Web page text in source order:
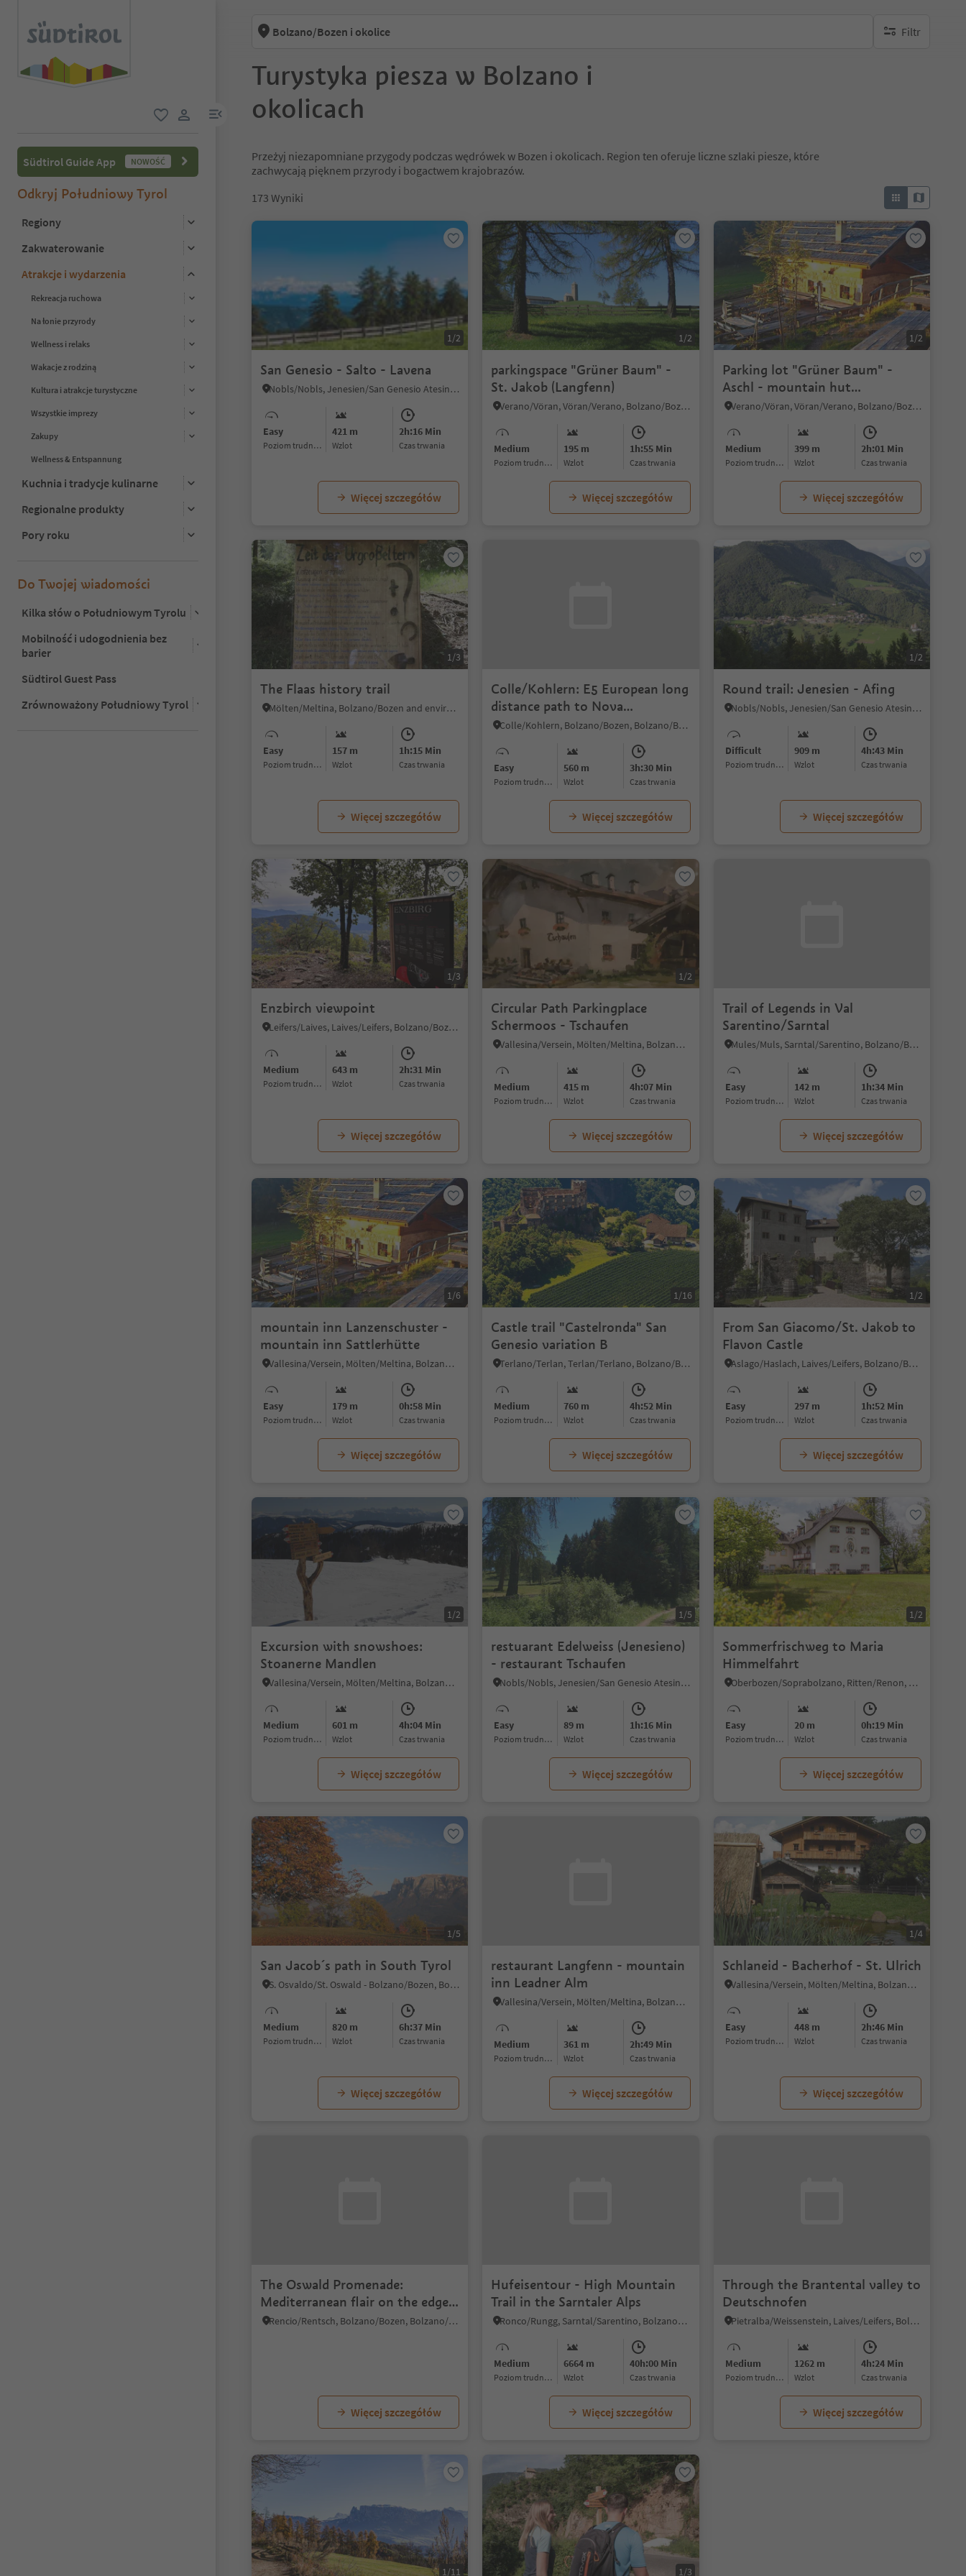
link menu
Südtirol Guide App NOWOŚĆ
Odkryj Południowy Tyrol
Regiony
Zakwaterowanie
Atrakcje i wydarzenia
Rekreacja ruchowa
Na łonie przyrody
Wellness i relaks
Wakacje z rodziną
Kultura i atrakcje turystyczne
Wszystkie imprezy
Zakupy
Wellness & Entspannung
Kuchnia i tradycje kulinarne
Regionalne produkty
Pory roku
Do Twojej wiadomości
Kilka słów o Południowym Tyrolu
Mobilność i udogodnienia bez
barier
Südtirol Guest Pass
Zrównoważony Południowy Tyrol
Bolzano/Bozen i okolice Filtr
brak aktywnych
Turystyka piesza w Bolzano i
okolicach
Przeżyj niezapomniane przygody podczas wędrówek w Bozen i okolicach. Region ten oferuje liczne szlaki piesze, które
zachwycają pięknem przyrody i bogactwem krajobrazów.
173 Wyniki
1/2
San Genesio - Salto - Lavena
Nobls/Nobls, Jenesien/San Genesio Atesino, Bolzano/Bozen and environs
Easy
Poziom trudności
421 m
Wzlot
2h:16 Min
czas trwania
Więcej szczegółów
1/2
parkingspace "Grüner Baum" -
St. Jakob (Langfenn)
Verano/Vöran, Vöran/Verano, Bolzano/Bozen and environs
Medium
Poziom trudności
195 m
Wzlot
1h:55 Min
czas trwania
Więcej szczegółów
1/2
Parking lot "Grüner Baum" -
Aschl - mountain hut
"Sattlerhütte"
Verano/Vöran, Vöran/Verano, Bolzano/Bozen and environs
Medium
Poziom trudności
399 m
Wzlot
2h:01 Min
czas trwania
Więcej szczegółów
1/3
The Flaas history trail
Mölten/Meltina, Bolzano/Bozen and environs
Easy
Poziom trudności
157 m
Wzlot
1h:15 Min
czas trwania
Więcej szczegółów
Colle/Kohlern: E5 European long
distance path to Nova
Ponente/Deutschnofen
Colle/Kohlern, Bolzano/Bozen, Bolzano/Bozen and environs
Easy
Poziom trudności
560 m
Wzlot
3h:30 Min
czas trwania
Więcej szczegółów
1/2
Round trail: Jenesien - Afing
Nobls/Nobls, Jenesien/San Genesio Atesino, Bolzano/Bozen and environs
Difficult
Poziom trudności
909 m
Wzlot
4h:43 Min
czas trwania
Więcej szczegółów
1/3
Enzbirch viewpoint
Leifers/Laives, Laives/Leifers, Bolzano/Bozen and environs
Medium
Poziom trudności
643 m
Wzlot
2h:31 Min
czas trwania
Więcej szczegółów
1/2
Circular Path Parkingplace
Schermoos - Tschaufen
Vallesina/Versein, Mölten/Meltina, Bolzano/Bozen and environs
Medium
Poziom trudności
415 m
Wzlot
4h:07 Min
czas trwania
Więcej szczegółów
Trail of Legends in Val
Sarentino/Sarntal
Mules/Muls, Sarntal/Sarentino, Bolzano/Bozen and environs
Easy
Poziom trudności
142 m
Wzlot
1h:34 Min
czas trwania
Więcej szczegółów
1/6
mountain inn Lanzenschuster -
mountain inn Sattlerhütte
Vallesina/Versein, Mölten/Meltina, Bolzano/Bozen and environs
Easy
Poziom trudności
179 m
Wzlot
0h:58 Min
czas trwania
Więcej szczegółów
1/16
Castle trail "Castelronda" San
Genesio variation B
Terlano/Terlan, Terlan/Terlano, Bolzano/Bozen and environs
Medium
Poziom trudności
760 m
Wzlot
4h:52 Min
czas trwania
Więcej szczegółów
1/2
From San Giacomo/St. Jakob to
Flavon Castle
Aslago/Haslach, Laives/Leifers, Bolzano/Bozen and environs
Easy
Poziom trudności
297 m
Wzlot
1h:52 Min
czas trwania
Więcej szczegółów
1/2
Excursion with snowshoes:
Stoanerne Mandlen
Vallesina/Versein, Mölten/Meltina, Bolzano/Bozen and environs
Medium
Poziom trudności
601 m
Wzlot
4h:04 Min
czas trwania
Więcej szczegółów
1/5
restuarant Edelweiss (Jenesieno)
- restaurant Tschaufen
Nobls/Nobls, Jenesien/San Genesio Atesino, Bolzano/Bozen and environs
Easy
Poziom trudności
89 m
Wzlot
1h:16 Min
czas trwania
Więcej szczegółów
1/2
Sommerfrischweg to Maria
Himmelfahrt
Oberbozen/Soprabolzano, Ritten/Renon, Bolzano/Bozen and environs
Easy
Poziom trudności
20 m
Wzlot
0h:19 Min
czas trwania
Więcej szczegółów
1/5
San Jacob´s path in South Tyrol
S. Osvaldo/St. Oswald - Bolzano/Bozen, Bolzano/Bozen, Bolzano/Bozen and environs
Medium
Poziom trudności
820 m
Wzlot
6h:37 Min
czas trwania
Więcej szczegółów
restaurant Langfenn - mountain
inn Leadner Alm
Vallesina/Versein, Mölten/Meltina, Bolzano/Bozen and environs
Medium
Poziom trudności
361 m
Wzlot
2h:49 Min
czas trwania
Więcej szczegółów
1/4
Schlaneid - Bacherhof - St. Ulrich
Vallesina/Versein, Mölten/Meltina, Bolzano/Bozen and environs
Easy
Poziom trudności
448 m
Wzlot
2h:46 Min
czas trwania
Więcej szczegółów
The Oswald Promenade:
Mediterranean flair on the edge
of the city
Rencio/Rentsch, Bolzano/Bozen, Bolzano/Bozen and environs
Więcej szczegółów
Hufeisentour - High Mountain
Trail in the Sarntaler Alps
Ronco/Rungg, Sarntal/Sarentino, Bolzano/Bozen and environs
Medium
Poziom trudności
6664 m
Wzlot
40h:00 Min
czas trwania
Więcej szczegółów
Through the Brantental valley to
Deutschnofen
Pietralba/Weissenstein, Laives/Leifers, Bolzano/Bozen and environs
Medium
Poziom trudności
1262 m
Wzlot
4h:24 Min
czas trwania
Więcej szczegółów
1/11 1/3